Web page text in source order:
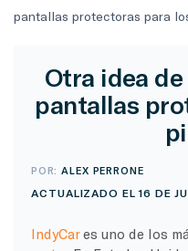
pantallas protectoras para
Otra idea
pantallas
POR:ALEX PERRONE
ACTUALIZADO EL 16 DE
IndyCares uno de los